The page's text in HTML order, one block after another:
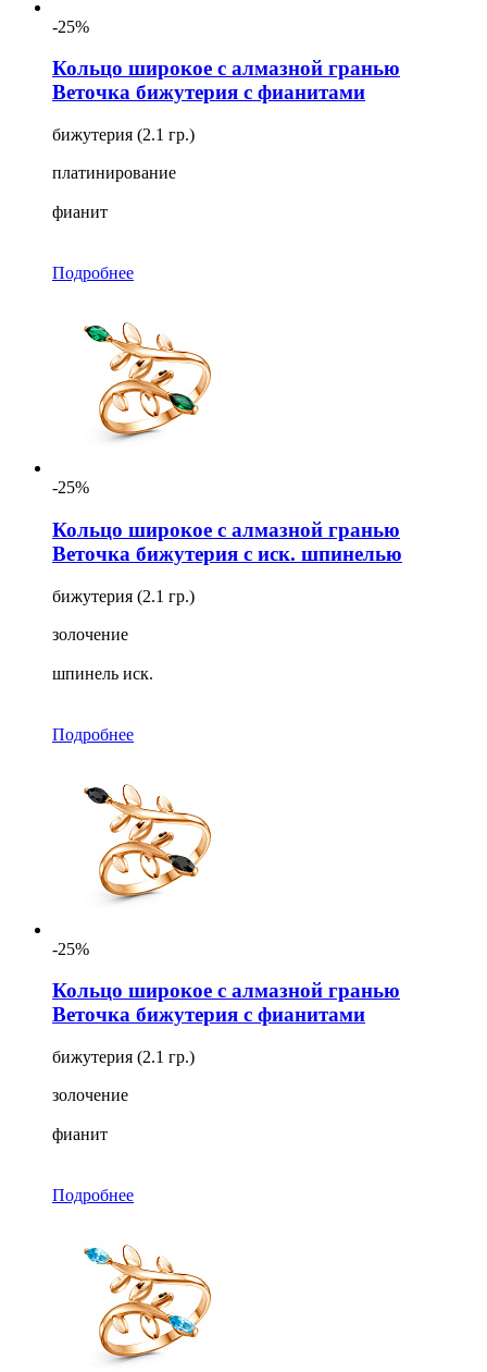
-25%
Кольцо широкое с алмазной гранью
Веточка бижутерия с фианитами
бижутерия (2.1 гр.)
платинирование
фианит
Подробнее
-25%
Кольцо широкое с алмазной гранью
Веточка бижутерия с иск. шпинелью
бижутерия (2.1 гр.)
золочение
шпинель иск.
Подробнее
-25%
Кольцо широкое с алмазной гранью
Веточка бижутерия с фианитами
бижутерия (2.1 гр.)
золочение
фианит
Подробнее